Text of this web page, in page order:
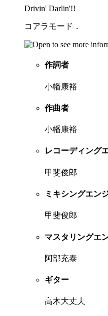
Drivin' Darlin'!!
コアラモード．
作詞者
小幡康裕
作曲者
小幡康裕
レコーディング
甲斐俊郎
ミキシングエン
甲斐俊郎
マスタリングエ
阿部充泰
ギター
高木大丈夫